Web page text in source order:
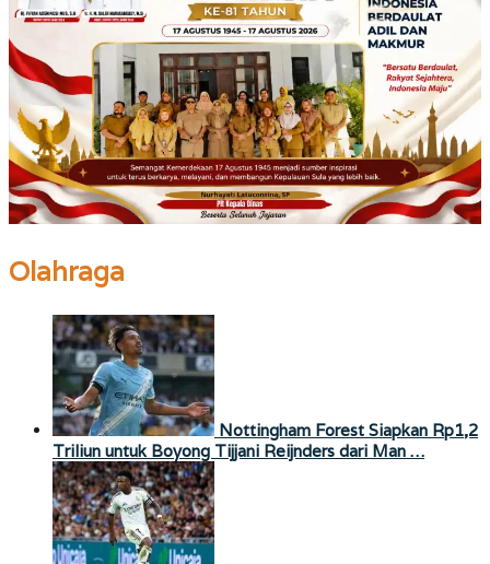
Olahraga
Nottingham Forest Siapkan Rp1,2
Triliun untuk Boyong Tijjani Reijnders dari Man …